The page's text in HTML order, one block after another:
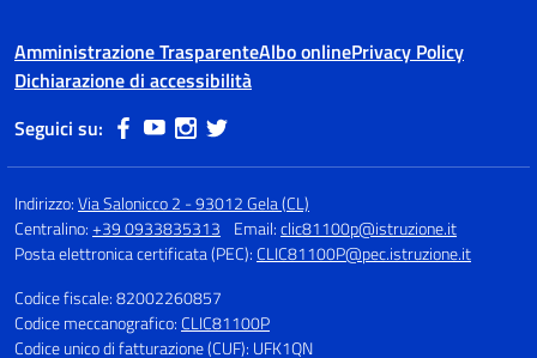
Amministrazione TrasparenteAlbo onlinePrivacy Policy
Dichiarazione di accessibilità
Seguici su:
Indirizzo:Via Salonicco 2 - 93012 Gela (CL)
Centralino:+39 0933835313 Email:clic81100p@istruzione.it
Posta elettronica certificata (PEC):CLIC81100P@pec.istruzione.it
Codice fiscale: 82002260857
Codice meccanografico:CLIC81100P
Codice unico di fatturazione (CUF): UFK1QN